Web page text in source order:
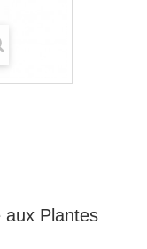
aux Plantes